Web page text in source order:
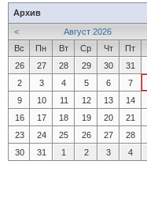
Архив
<
Август 2026
Вс
Пн Вт Ср Чт Пт
26
27 28 29 30 31
2
3 4 5 6 7
9
10 11 12 13 14
16
17 18 19 20 21
23
24 25 26 27 28
30
31 1 2 3 4